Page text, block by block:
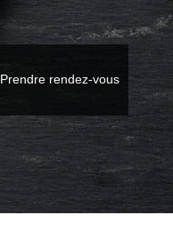
Prendre rendez-vous